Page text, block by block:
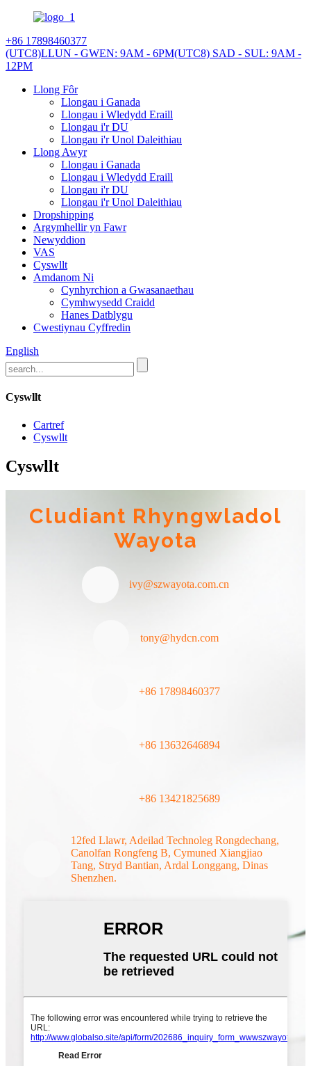
+86 17898460377
(UTC8)LLUN - GWEN: 9AM - 6PM(UTC8) SAD - SUL: 9AM -
12PM
Llong Fôr
Llongau i Ganada
Llongau i Wledydd Eraill
Llongau i'r DU
Llongau i'r Unol Daleithiau
Llong Awyr
Llongau i Ganada
Llongau i Wledydd Eraill
Llongau i'r DU
Llongau i'r Unol Daleithiau
Dropshipping
Argymhellir yn Fawr
Newyddion
VAS
Cyswllt
Amdanom Ni
Cynhyrchion a Gwasanaethau
Cymhwysedd Craidd
Hanes Datblygu
Cwestiynau Cyffredin
English
Cyswllt
Cartref
Cyswllt
Cyswllt
Cludiant Rhyngwladol
Wayota
ivy@szwayota.com.cn
tony@hydcn.com
+86 17898460377
+86 13632646894
+86 13421825689
12fed Llawr, Adeilad Technoleg Rongdechang,
Canolfan Rongfeng B, Cymuned Xiangjiao
Tang, Stryd Bantian, Ardal Longgang, Dinas
Shenzhen.